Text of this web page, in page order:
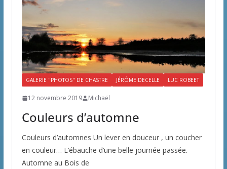
GALERIE "PHOTOS" DE CHASTRE JÉRÔME DECELLE LUC ROBEET
12 novembre 2019 Michaël
Couleurs d’automne
Couleurs d’automnes Un lever en douceur , un coucher
en couleur… L’ébauche d’une belle journée passée.
Automne au Bois de